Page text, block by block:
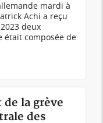
mardi à
Achi a reçu
deux
était composée de
la grève
des